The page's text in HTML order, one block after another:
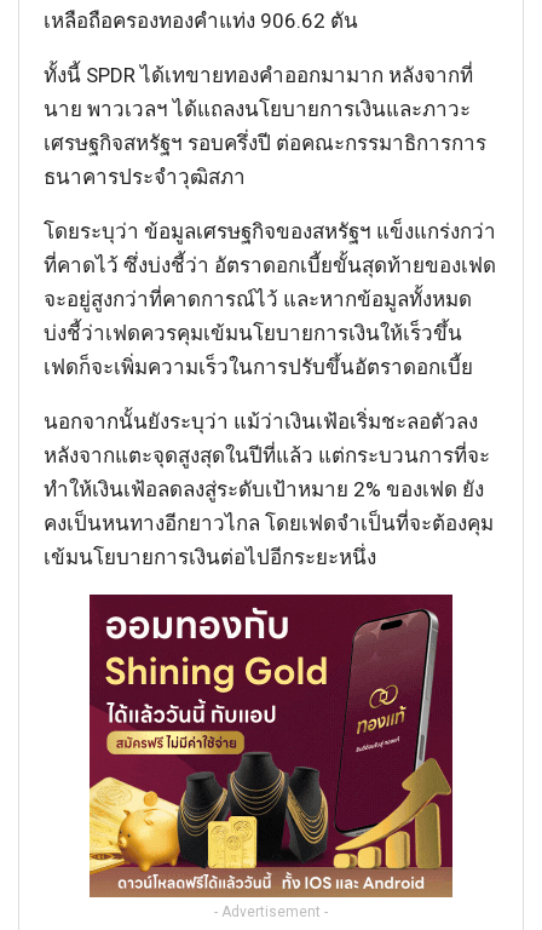
เหลือถือครองทองคำแท่ง 906.62 ตัน
ทั้งนี้ SPDR ได้เทขายทองคำออกมามาก หลังจากที่
นาย พาวเวลฯ ได้แถลงนโยบายการเงินและภาวะ
เศรษฐกิจสหรัฐฯ รอบครึ่งปี ต่อคณะกรรมาธิการการ
ธนาคารประจำวุฒิสภา
โดยระบุว่า ข้อมูลเศรษฐกิจของสหรัฐฯ แข็งแกร่งกว่า
ที่คาดไว้ ซึ่งบ่งชี้ว่า อัตราดอกเบี้ยขั้นสุดท้ายของเฟด
จะอยู่สูงกว่าที่คาดการณ์ไว้ และหากข้อมูลทั้งหมด
บ่งชี้ว่าเฟดควรคุมเข้มนโยบายการเงินให้เร็วขึ้น
เฟดก็จะเพิ่มความเร็วในการปรับขึ้นอัตราดอกเบี้ย
นอกจากนั้นยังระบุว่า แม้ว่าเงินเฟ้อเริ่มชะลอตัวลง
หลังจากแตะจุดสูงสุดในปีที่แล้ว แต่กระบวนการที่จะ
ทำให้เงินเฟ้อลดลงสู่ระดับเป้าหมาย 2% ของเฟด ยัง
คงเป็นหนทางอีกยาวไกล โดยเฟดจำเป็นที่จะต้องคุม
เข้มนโยบายการเงินต่อไปอีกระยะหนึ่ง
- Advertisement -